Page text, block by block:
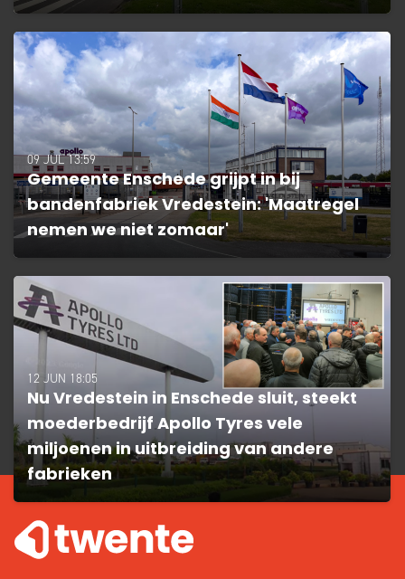
09 JUL 13:59
Gemeente Enschede grijpt in bij
bandenfabriek Vredestein: 'Maatregel
nemen we niet zomaar'
12 JUN 18:05
Nu Vredestein in Enschede sluit, steekt
moederbedrijf Apollo Tyres vele
miljoenen in uitbreiding van andere
fabrieken